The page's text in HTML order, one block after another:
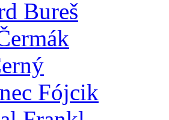
Bureš
Fójcik